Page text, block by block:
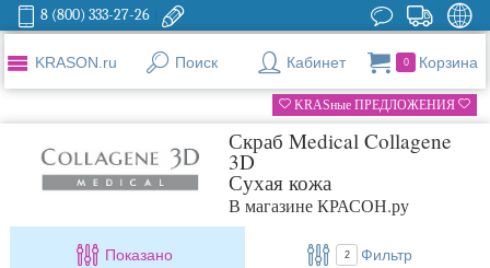
8 (800) 333-27-26
KRASON.ru Поиск Кабинет 0 Корзина
KRASные ПРЕДЛОЖЕНИЯ
Скраб Medical Collagene
3D
Сухая кожа
В магазине КРАСОН.ру
Показано 2 Фильтр